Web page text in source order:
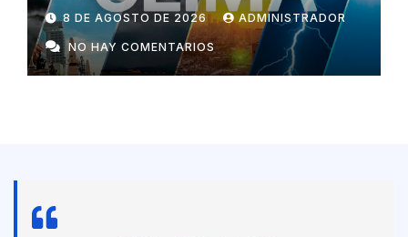
8 DE AGOSTO DE 2026 ADMINISTRADOR
NO HAY COMENTARIOS